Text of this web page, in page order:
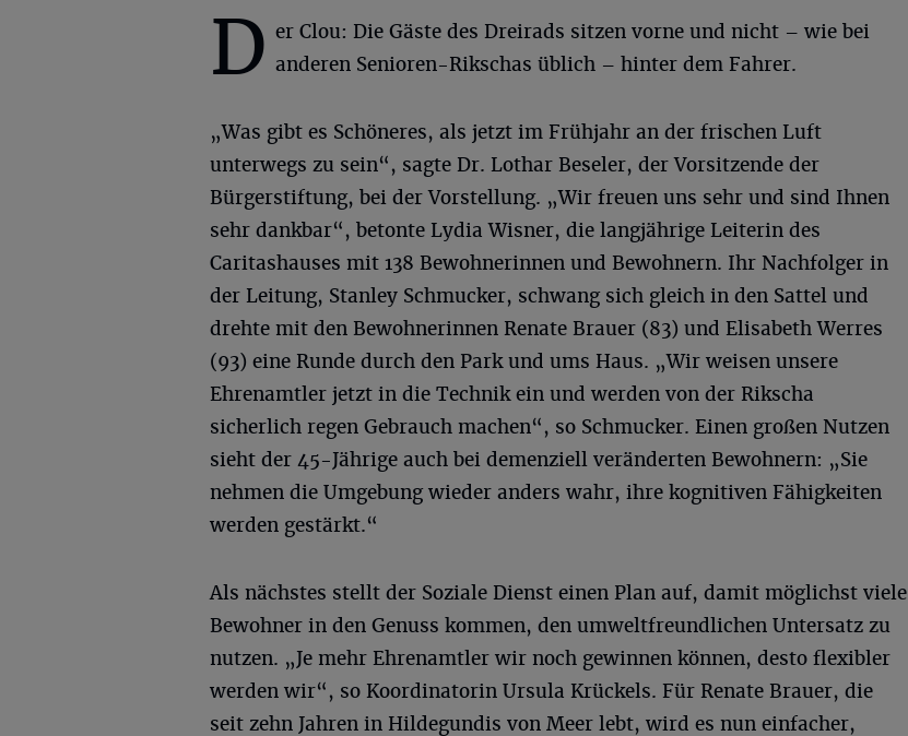
D er Clou: Die Gäste des Dreirads sitzen vorne und nicht – wie bei
anderen Senioren-Rikschas üblich – hinter dem Fahrer.
„Was gibt es Schöneres, als jetzt im Frühjahr an der frischen Luft
unterwegs zu sein“, sagte Dr. Lothar Beseler, der Vorsitzende der
Bürgerstiftung, bei der Vorstellung. „Wir freuen uns sehr und sind Ihnen
sehr dankbar“, betonte Lydia Wisner, die langjährige Leiterin des
Caritashauses mit 138 Bewohnerinnen und Bewohnern. Ihr Nachfolger in
der Leitung, Stanley Schmucker, schwang sich gleich in den Sattel und
drehte mit den Bewohnerinnen Renate Brauer (83) und Elisabeth Werres
(93) eine Runde durch den Park und ums Haus. „Wir weisen unsere
Ehrenamtler jetzt in die Technik ein und werden von der Rikscha
sicherlich regen Gebrauch machen“, so Schmucker. Einen großen Nutzen
sieht der 45-Jährige auch bei demenziell veränderten Bewohnern: „Sie
nehmen die Umgebung wieder anders wahr, ihre kognitiven Fähigkeiten
werden gestärkt.“
Als nächstes stellt der Soziale Dienst einen Plan auf, damit möglichst viele
Bewohner in den Genuss kommen, den umweltfreundlichen Untersatz zu
nutzen. „Je mehr Ehrenamtler wir noch gewinnen können, desto flexibler
werden wir“, so Koordinatorin Ursula Krückels. Für Renate Brauer, die
seit zehn Jahren in Hildegundis von Meer lebt, wird es nun einfacher,